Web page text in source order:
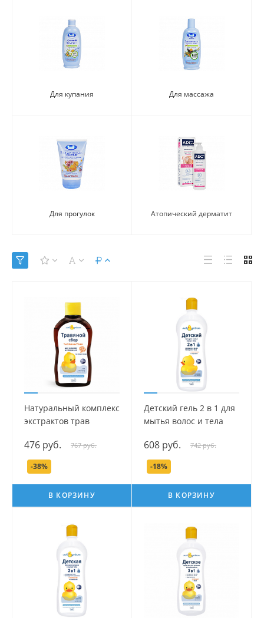
Для купания Для массажа
Для прогулок Атопический дерматит
Натуральный комплекс
экстрактов трав
купания младенцев
серии Мой утенок, 250
мл.
476 руб. 767 руб.
-38%
В КОРЗИНУ
Детский гель 2 в 1 для
мытья волос и тела
мл.
608 руб. 742 руб.
-18%
В КОРЗИНУ